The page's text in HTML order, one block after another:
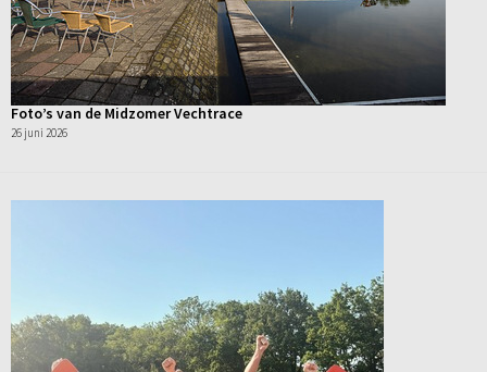
Foto’s van de Midzomer Vechtrace
26 juni 2026